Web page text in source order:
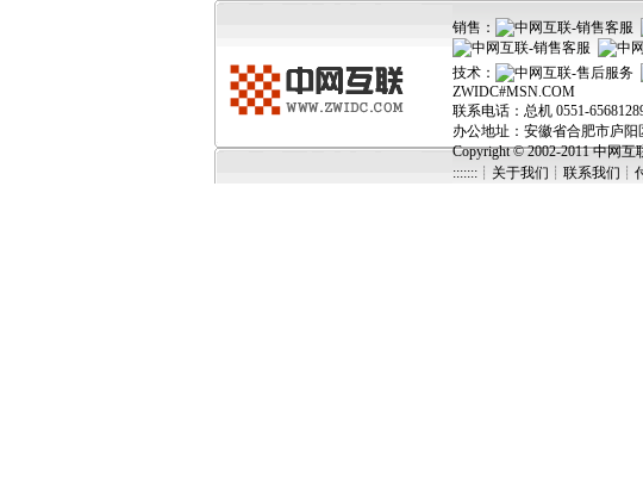
销售：
技术：
ZWIDC#MSN.COM
联系电话：总机 0551-
办公地址：安徽省合肥市庐
Copyright © 2002-2011 中网
:::::::┊关于我们 ┊ 联系我们 ┊